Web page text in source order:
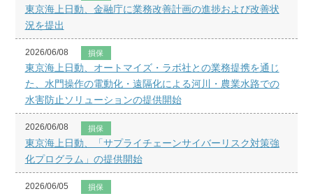
東京海上日動、金融庁に業務改善計画の進捗および改善状
況を提出
2026/06/08 損保
東京海上日動、オートマイズ・ラボ社との業務提携を通じ
た、水門操作の電動化・遠隔化による河川・農業水路での
水害防止ソリューションの提供開始
2026/06/08 損保
東京海上日動、「サプライチェーンサイバーリスク対策強
化プログラム」の提供開始
2026/06/05 損保